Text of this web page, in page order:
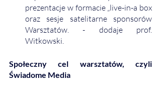
prezentacje w formacie „live-in-a box
oraz sesje satelitarne sponsorów
Warsztatów. - dodaje prof.
Witkowski.
Społeczny cel warsztatów, czyli
Świadome Media